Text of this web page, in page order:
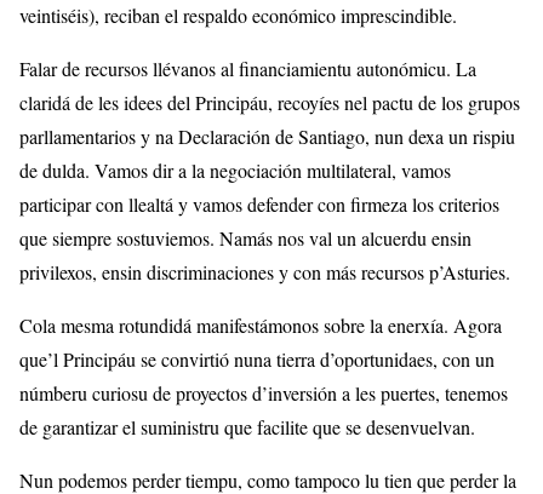
veintiséis), reciban el respaldo económico imprescindible.
Falar de recursos llévanos al financiamientu autonómicu. La
claridá de les idees del Principáu, recoyíes nel pactu de los grupos
parllamentarios y na Declaración de Santiago, nun dexa un rispiu
de dulda. Vamos dir a la negociación multilateral, vamos
participar con llealtá y vamos defender con firmeza los criterios
que siempre sostuviemos. Namás nos val un alcuerdu ensin
privilexos, ensin discriminaciones y con más recursos p’Asturies.
Cola mesma rotundidá manifestámonos sobre la enerxía. Agora
que’l Principáu se convirtió nuna tierra d’oportunidaes, con un
númberu curiosu de proyectos d’inversión a les puertes, tenemos
de garantizar el suministru que facilite que se desenvuelvan.
Nun podemos perder tiempu, como tampoco lu tien que perder la